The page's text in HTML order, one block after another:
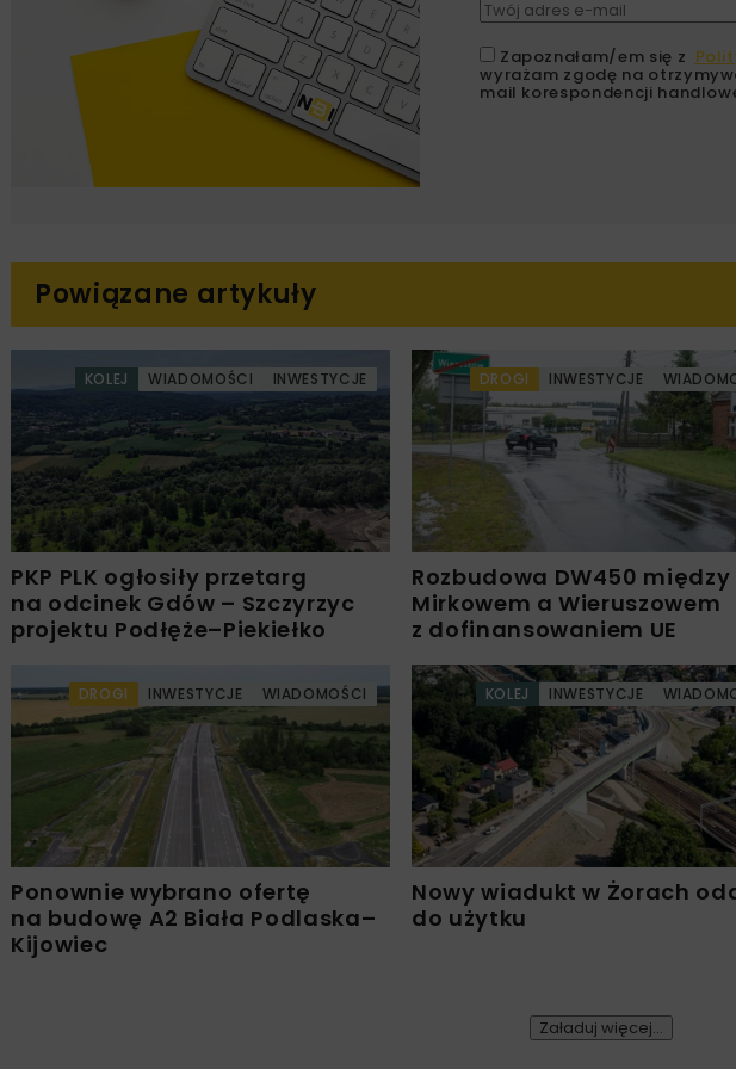
Zapoznałam/em się z
wyrażam zgodę na
mail korespondencji
Powiązane artykuły
KOLEJ WIADOMOŚCI INWESTYCJE
PKP PLK ogłosiły przetarg
na odcinek Gdów – Szczyrzyc
projektu Podłęże–Piekiełko
DROGI INWESTYCJE
Rozbudowa DW450 między
Mirkowem a Wieruszowem
z dofinansowaniem UE
DROGI INWESTYCJE WIADOMOŚCI
Ponownie wybrano ofertę
na budowę A2 Biała Podlaska–
Kijowiec
KOLEJ INWESTYCJE
Nowy wiadukt w Żorach
do użytku
Załaduj więcej...